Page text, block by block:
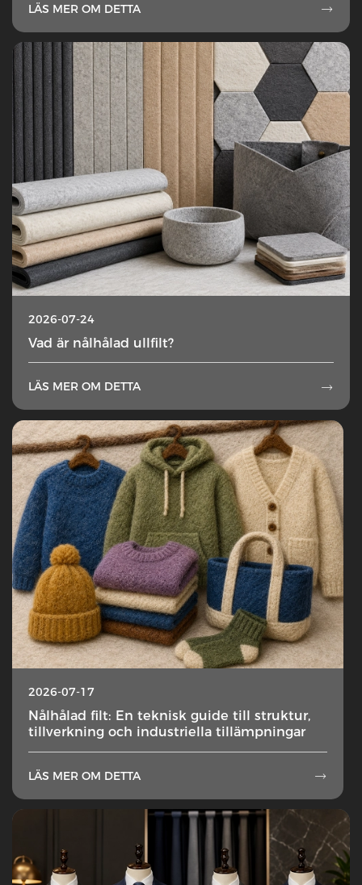
LÄS MER OM DETTA 
2026-07-24
Vad är nålhålad ullfilt?
LÄS MER OM DETTA 
2026-07-17
Nålhålad filt: En teknisk guide till struktur,
tillverkning och industriella tillämpningar
LÄS MER OM DETTA 